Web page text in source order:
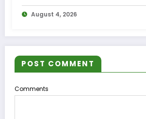
August 4, 2026
POST COMMENT
Comments